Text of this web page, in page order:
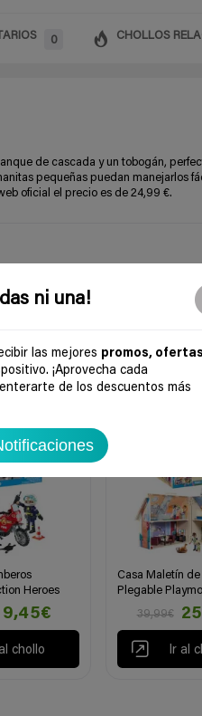
ni una!
las mejores promos,
¡Aprovecha cada
de los descuentos más
0 CHOLLOS
de cascada y un tobogán,
pequeñas puedan manejarlos
oficial el precio es de 24,99 €.
Heroes
9,45€
chollo
-36%
Casa Maletín
Plegable
39,99€
Ir al